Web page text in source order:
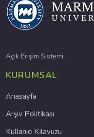
Açık Erişim Sistemi
KURUMSAL
Anasayfa
Arşiv Politikası
Kullanıcı Kılavuzu